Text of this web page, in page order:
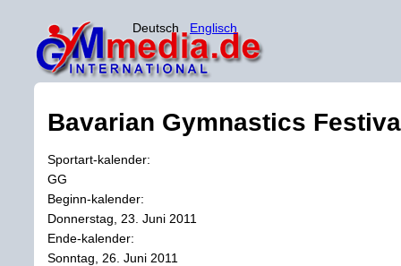
Deutsch Englisch
Bavarian Gymnastics
Sportart-kalender:
GG
Beginn-kalender:
Donnerstag, 23. Juni 2011
Ende-kalender:
Sonntag, 26. Juni 2011